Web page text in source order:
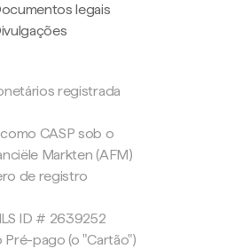
legais
registrada
CASP sob o
Markten (AFM)
de registro
ID # 2639252
pago (o "Cartão")